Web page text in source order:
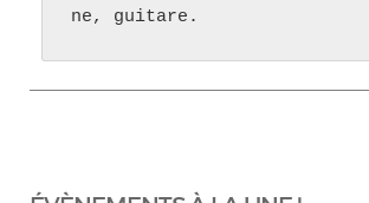
ne, guitare.